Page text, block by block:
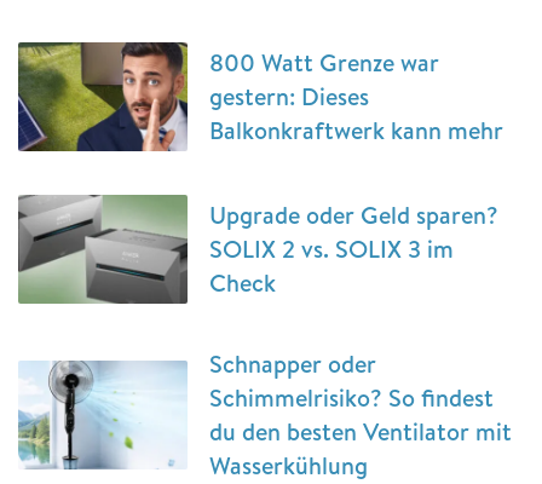
800 Watt Grenze war
gestern: Dieses
Balkonkraftwerk kann mehr
Upgrade oder Geld sparen?
SOLIX 2 vs. SOLIX 3 im
Check
Schnapper oder
Schimmelrisiko? So findest
du den besten Ventilator mit
Wasserkühlung